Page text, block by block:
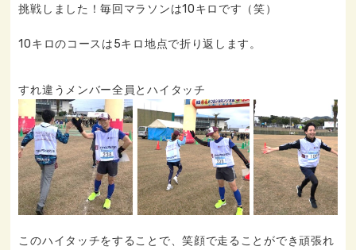
挑戦しました！毎回マラソンは10キロです（笑）
10キロのコースは5キロ地点で折り返します。
すれ違うメンバー全員とハイタッチ
このハイタッチをすることで、笑顔で走ることができ頑張れ